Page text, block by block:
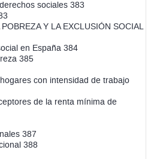
sociales 383
Y LA EXCLUSIÓN SOCIAL
en España 384
385
con intensidad de trabajo
de la renta mínima de
387
388